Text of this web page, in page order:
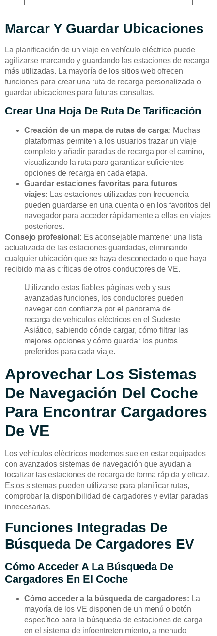
Marcar Y Guardar Ubicaciones
La planificación de un viaje en vehículo eléctrico puede
agilizarse marcando y guardando las estaciones de recarga
más utilizadas. La mayoría de los sitios web ofrecen
funciones para crear una ruta de recarga personalizada o
guardar ubicaciones para futuras consultas.
Crear Una Hoja De Ruta De Tarificación
Creación de un mapa de rutas de carga: Muchas
plataformas permiten a los usuarios trazar un viaje
completo y añadir paradas de recarga por el camino,
visualizando la ruta para garantizar suficientes
opciones de recarga en cada etapa.
Guardar estaciones favoritas para futuros
viajes: Las estaciones utilizadas con frecuencia
pueden guardarse en una cuenta o en los favoritos del
navegador para acceder rápidamente a ellas en viajes
posteriores.
Consejo profesional: Es aconsejable mantener una lista
actualizada de las estaciones guardadas, eliminando
cualquier ubicación que se haya desconectado o que haya
recibido malas críticas de otros conductores de VE.
Utilizando estas fiables páginas web y sus
avanzadas funciones, los conductores pueden
navegar con confianza por el panorama de
recarga de vehículos eléctricos en el Sudeste
Asiático, sabiendo dónde cargar, cómo filtrar las
mejores opciones y cómo guardar los puntos
preferidos para cada viaje.
Aprovechar Los Sistemas
De Navegación Del Coche
Para Encontrar Cargadores
De VE
Los vehículos eléctricos modernos suelen estar equipados
con avanzados sistemas de navegación que ayudan a
localizar las estaciones de recarga de forma rápida y eficaz.
Estos sistemas pueden utilizarse para planificar rutas,
comprobar la disponibilidad de cargadores y evitar paradas
innecesarias.
Funciones Integradas De
Búsqueda De Cargadores EV
Cómo Acceder A La Búsqueda De
Cargadores En El Coche
Cómo acceder a la búsqueda de cargadores: La
mayoría de los VE disponen de un menú o botón
específico para la búsqueda de estaciones de carga
en el sistema de infoentretenimiento, a menudo